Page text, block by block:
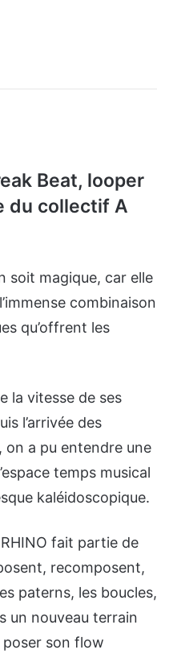
Beat, looper
du collectif A
soit magique, car elle
combinaison
qu’offrent les
la vitesse de ses
l’arrivée des
a pu entendre une
temps musical
kaléidoscopique.
fait partie de
recomposent,
paterns, les boucles,
un nouveau terrain
poser son flow